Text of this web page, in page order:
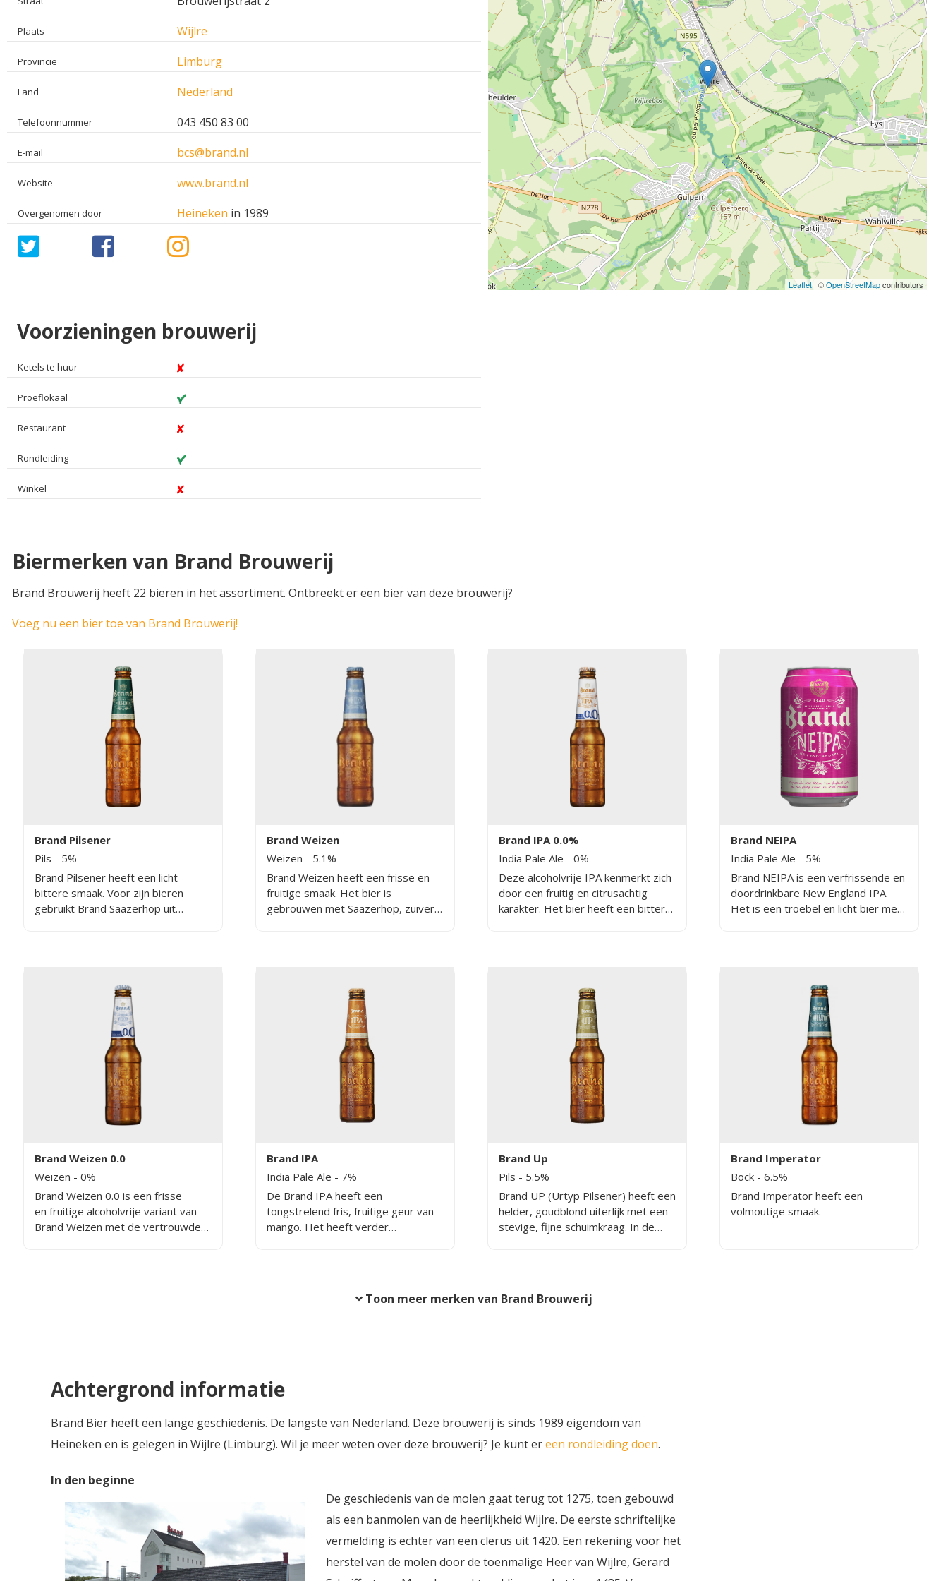
Plaats Wijlre
Provincie Limburg
Land Nederland
Telefoonnummer 043 450 83 00
E-mail bcs@brand.nl
Website www.brand.nl
Overgenomen door Heineken in 1989
Leaflet | ©OpenStreetMapcontributors
Voorzieningen brouwerij
Ketels te huur
Proeflokaal
Restaurant
Rondleiding
Winkel
Biermerken van Brand Brouwerij
Brand Brouwerij heeft 22 bieren in het assortiment. Ontbreekt er een bier van deze brouwerij?
Voeg nu een bier toe van Brand Brouwerij!
Brand Pilsener
Pils - 5%
Brand Pilsener heeft een licht
bittere smaak. Voor zijn bieren
gebruikt Brand Saazerhop uit
Brand Weizen
Weizen - 5.1%
Brand Weizen heeft een frisse en
fruitige smaak. Het bier is
gebrouwen met Saazerhop, zuiver
combinatie van tarwemout,
broeimout en pale ale mout zorgt
voor de karakteristieke smaak van
Brand IPA 0.0%
India Pale Ale - 0%
Deze alcoholvrije IPA kenmerkt zich
door een fruitig en citrusachtig
karakter. Het bier heeft een bittere
Brand NEIPA
India Pale Ale - 5%
Brand NEIPA is een verfrissende en
doordrinkbare New England IPA.
Het is een troebel en licht bier met
Brand Weizen 0.0
Weizen - 0%
Brand Weizen 0.0 is een frisse
en fruitige alcoholvrije variant van
Brand Weizen met de vertrouwde
Brand IPA
India Pale Ale - 7%
De Brand IPA heeft een
tongstrelend fris, fruitige geur van
mango. Het heeft verder
Brand Up
Pils - 5.5%
Brand UP (Urtyp Pilsener) heeft een
helder, goudblond uiterlijk met een
stevige, fijne schuimkraag. In de
gevolgd door een duidelijk
smaak uitnodigt tot de volgende
slok.
Brand Imperator
Bock - 6.5%
Brand Imperator heeft een
volmoutige smaak.
Toon meer merken van Brand Brouwerij
Achtergrond informatie
Brand Bier heeft een lange geschiedenis. De langste van Nederland. Deze brouwerij is sinds 1989 eigendom van
Heineken en is gelegen in Wijlre (Limburg). Wil je meer weten over deze brouwerij? Je kunt ereen rondleiding doen.
In den beginne
De geschiedenis van de molen gaat terug tot 1275, toen gebouwd
als een banmolen van de heerlijkheid Wijlre. De eerste schriftelijke
vermelding is echter van een clerus uit 1420. Een rekening voor het
herstel van de molen door de toenmalige Heer van Wijlre, Gerard